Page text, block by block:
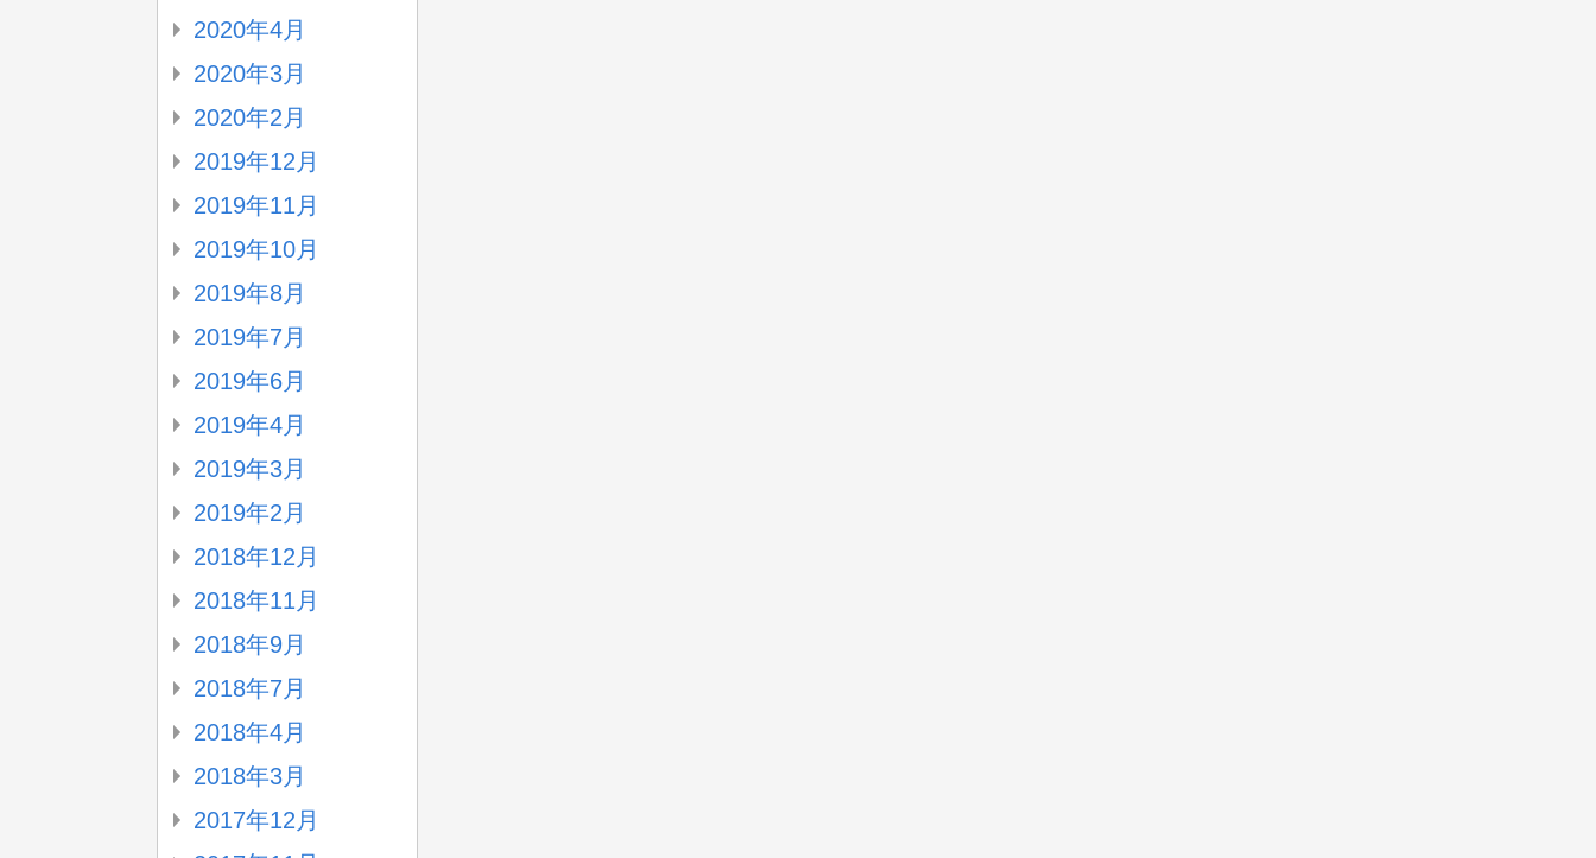
2020年4月
2020年3月
2020年2月
2019年12月
2019年11月
2019年10月
2019年8月
2019年7月
2019年6月
2019年4月
2019年3月
2019年2月
2018年12月
2018年11月
2018年9月
2018年7月
2018年4月
2018年3月
2017年12月